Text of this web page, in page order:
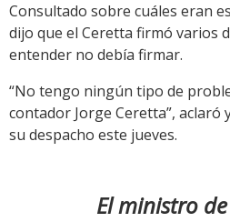
Consultado sobre cuáles eran
dijo que el Ceretta firmó varios
entender no debía firmar.
“No tengo ningún tipo de
contador Jorge Ceretta”, aclaró
su despacho este jueves.
El ministro de